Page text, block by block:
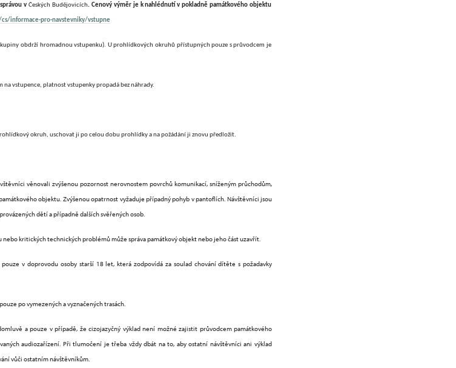
vČeských Budějovicích. Cenový výměr je k nahlédnutí v pokladně památkového objektu
informace-pro-navstevniky/vstupne
obdrží hromadnou vstupenku). U prohlídkových okruhů přístupných pouze s průvodcem je
na vstupence, platnost vstupenky propadá bez náhrady.
okruh, uschovat ji po celou dobu prohlídky a na požádání ji znovu předložit.
věnovali zvýšenou pozornost nerovnostem povrchů komunikací, sníženým průchodům,
objektu. Zvýšenou opatrnost vyžaduje případný pohyb v pantoflích. Návštěvníci jsou
dětí a případně dalších svěřených osob.
kritických technických problémů může správa památkový objekt nebo jeho část uzavřít.
v doprovodu osoby starší 18 let, která zodpovídá za soulad chování dítěte s požadavky
po vymezených a vyznačených trasách.
a pouze v případě, že cizojazyčný výklad není možné zajistit průvodcem památkového
audiozařízení. Při tlumočení je třeba vždy dbát na to, aby ostatní návštěvníci ani výklad
vůči ostatním návštěvníkům.